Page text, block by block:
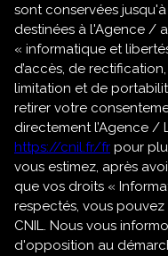
sont conservées
destinées à l'Agence /
« informatique et
d’accès, de
limitation et de
retirer votre
directement l’Agence /
https://cnil.fr/fr pour
vous estimez, après
que vos droits «
respectés, vous
CNIL. Nous vous
d'opposition au